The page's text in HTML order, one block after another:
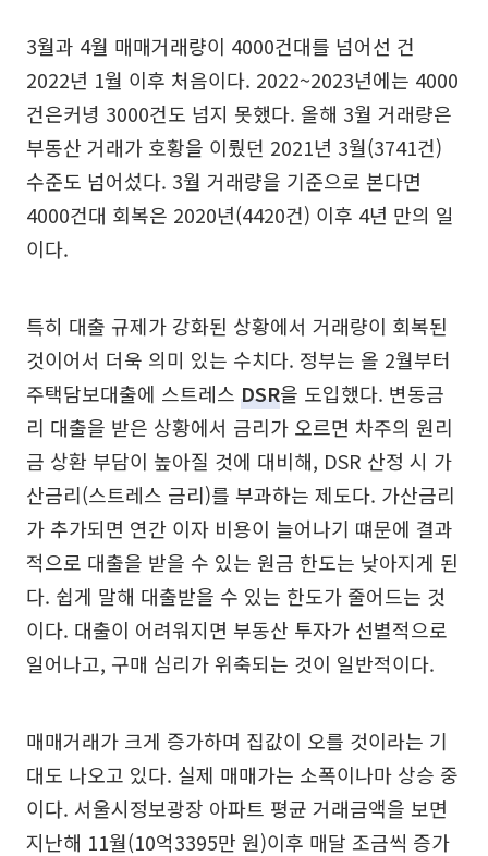
3월과 4월 매매거래량이 4000건대를 넘어선 건
2022년 1월 이후 처음이다. 2022~2023년에는 4000
건은커녕 3000건도 넘지 못했다. 올해 3월 거래량은
부동산 거래가 호황을 이뤘던 2021년 3월(3741건)
수준도 넘어섰다. 3월 거래량을 기준으로 본다면
4000건대 회복은 2020년(4420건) 이후 4년 만의 일
이다.
특히 대출 규제가 강화된 상황에서 거래량이 회복된
것이어서 더욱 의미 있는 수치다. 정부는 올 2월부터
주택담보대출에 스트레스 DSR을 도입했다. 변동금
리 대출을 받은 상황에서 금리가 오르면 차주의 원리
금 상환 부담이 높아질 것에 대비해, DSR 산정 시 가
산금리(스트레스 금리)를 부과하는 제도다. 가산금리
가 추가되면 연간 이자 비용이 늘어나기 떄문에 결과
적으로 대출을 받을 수 있는 원금 한도는 낮아지게 된
다. 쉽게 말해 대출받을 수 있는 한도가 줄어드는 것
이다. 대출이 어려워지면 부동산 투자가 선별적으로
일어나고, 구매 심리가 위축되는 것이 일반적이다.
매매거래가 크게 증가하며 집값이 오를 것이라는 기
대도 나오고 있다. 실제 매매가는 소폭이나마 상승 중
이다. 서울시정보광장 아파트 평균 거래금액을 보면
지난해 11월(10억3395만 원)이후 매달 조금씩 증가